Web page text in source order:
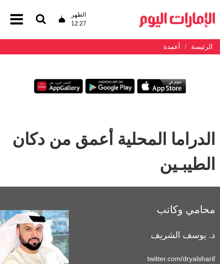
الظهر
12:27
الرئيسة أعمدة
الدراما المحلية أعمق من دكان
الطيبـين
محامي وكاتب
د. يوسف الشريف
twitter.com/dryalsharif